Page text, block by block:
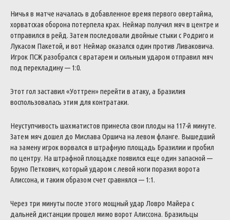
Ничья в матче началась в добавленное время первого овертайма,
хорватская оборона потерпела крах. Неймар получил мяч в центре и
отправился в рейд. Затем последовали двойные стыки с Родриго и
Лукасом Пакетой, и вот Неймар оказался один против Ливаковича.
Игрок ПСЖ разобрался с вратарем и сильным ударом отправил мяч
под перекладину — 1:0.
Этот гол заставил «Уоттрен» перейти в атаку, а Бразилия
воспользовалась этим для контратаки.
Неуступчивость шахматистов принесла свои плоды на 117-й минуте.
Затем мяч дошел до Мислава Оршича на левом фланге. Вышедший
на замену игрок ворвался в штрафную площадь Бразилии и пробил
по центру. На штрафной площадке появился еще один запасной —
Бруно Петкович, который ударом с левой ноги поразил ворота
Алиссона, и таким образом счет сравнялся — 1:1.
Через три минуты после этого мощный удар Ловро Майера с
дальней дистанции прошел мимо ворот Алиссона. Бразильцы